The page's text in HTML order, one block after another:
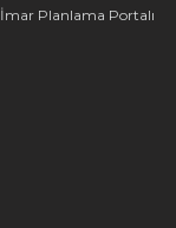
İmar Planlama Portalı